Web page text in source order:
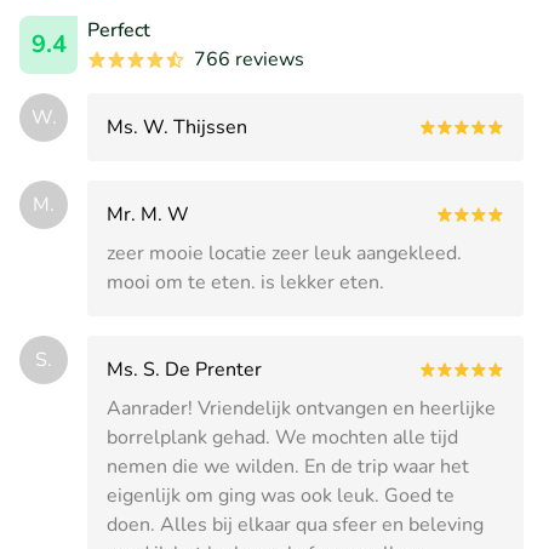
9.4
Perfect
766 reviews
W. Ms. W. Thijssen
M.
Mr. M. W
zeer mooie locatie zeer leuk aangekleed.
mooi om te eten. is lekker eten.
S.
Ms. S. De Prenter
Aanrader! Vriendelijk ontvangen en heerlijke
borrelplank gehad. We mochten alle tijd
nemen die we wilden. En de trip waar het
eigenlijk om ging was ook leuk. Goed te
doen. Alles bij elkaar qua sfeer en beleving